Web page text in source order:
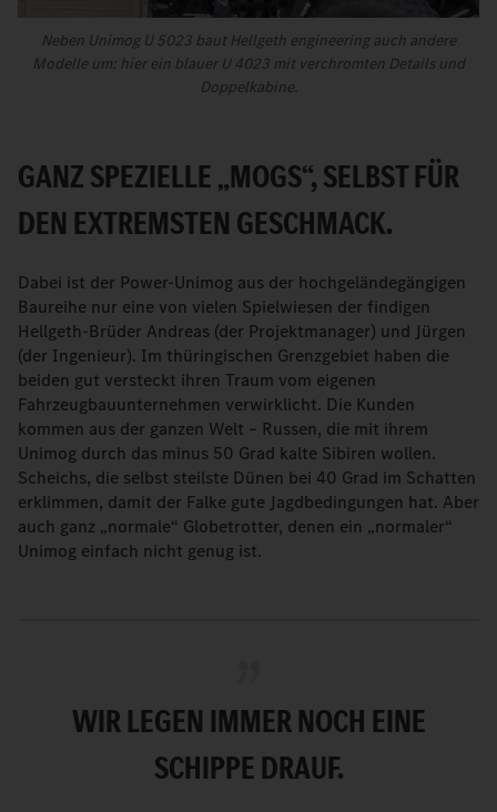
Neben Unimog U 5023 baut Hellgeth engineering auch andere
Modelle um: hier ein blauer U 4023 mit verchromten Details und
Doppelkabine.
GANZ SPEZIELLE „MOGS“, SELBST FÜR
DEN EXTREMSTEN GESCHMACK.
Dabei ist der Power-Unimog aus der hochgeländegängigen
Baureihe nur eine von vielen Spielwiesen der findigen
Hellgeth-Brüder Andreas (der Projektmanager) und Jürgen
(der Ingenieur). Im thüringischen Grenzgebiet haben die
beiden gut versteckt ihren Traum vom eigenen
Fahrzeugbauunternehmen verwirklicht. Die Kunden
kommen aus der ganzen Welt – Russen, die mit ihrem
Unimog durch das minus 50 Grad kalte Sibiren wollen.
Scheichs, die selbst steilste Dünen bei 40 Grad im Schatten
erklimmen, damit der Falke gute Jagdbedingungen hat. Aber
auch ganz „normale“ Globetrotter, denen ein „normaler“
Unimog einfach nicht genug ist.
WIR LEGEN IMMER NOCH EINE
SCHIPPE DRAUF.